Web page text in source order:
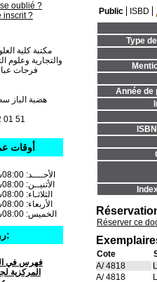
Public
ISBD
Type
Année de
Réserver ce
Cote
A/ 4818
A/ 4818
oublié ?
inscrit ?
مكتبة كلية
والتجارية وعلوم
19000 هضبة
01 51
أوقات
الأحــــد: 08:00سا-15:30سا
الأثنيــن: 08:00سا-15:30سا
الثلاثـاء: 08:00سا-15:30سا
الأربعاء: 08:00سا-15:30سا
الخميس: 08:00سا-15:30سا
روابط مهمة:
فهرس في
المركزية